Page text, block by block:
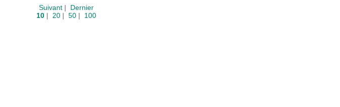
Suivant| Dernier
10| 20| 50| 100